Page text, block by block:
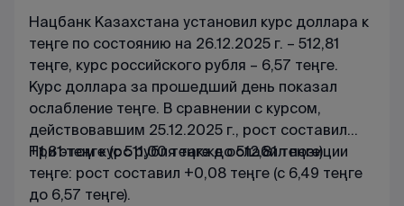
Нацбанк Казахстана установил курс доллара к
теңге по состоянию на 26.12.2025 г. – 512,81
теңге, курс российского рубля – 6,57 теңге.
Курс доллара за прошедший день показал
ослабление теңге. В сравнении с курсом,
действовавшим 25.12.2025 г., рост составил
+1,81 теңге (с 511,00 теңге до 512,81 теңге).
При этом курс рубля также ослабил позиции
теңге: рост составил +0,08 теңге (с 6,49 теңге
до 6,57 теңге).